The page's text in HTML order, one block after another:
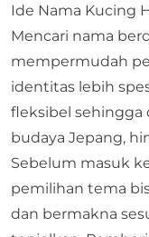
Ide Nama Kucing
Mencari nama
mempermudah
identitas lebih
fleksibel sehingga
budaya Jepang,
Sebelum masuk
pemilihan tema
dan bermakna